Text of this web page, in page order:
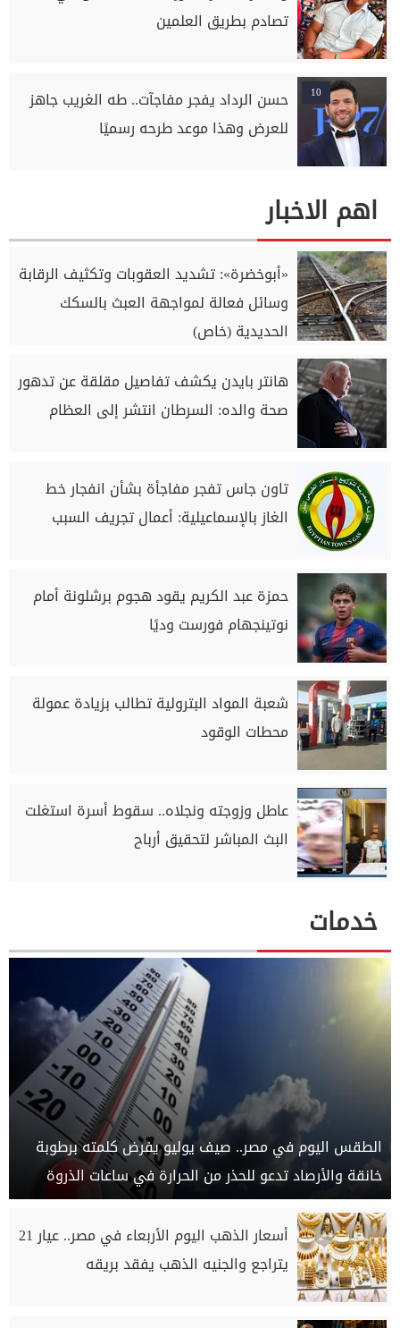
تصادم بطريق العلمين
10
حسن الرداد يفجر مفاجآت.. طه الغريب جاهز
للعرض وهذا موعد طرحه رسميًا
اهم الاخبار
«أبوخضرة»: تشديد العقوبات وتكثيف الرقابة
وسائل فعالة لمواجهة العبث بالسكك
الحديدية (خاص)
هانتر بايدن يكشف تفاصيل مقلقة عن تدهور
صحة والده: السرطان انتشر إلى العظام
تاون جاس تفجر مفاجأة بشأن انفجار خط
الغاز بالإسماعيلية: أعمال تجريف السبب
حمزة عبد الكريم يقود هجوم برشلونة أمام
نوتينجهام فورست وديًا
شعبة المواد البترولية تطالب بزيادة عمولة
محطات الوقود
عاطل وزوجته ونجلاه.. سقوط أسرة استغلت
البث المباشر لتحقيق أرباح
خدمات
الطقس اليوم في مصر.. صيف يوليو يفرض كلمته برطوبة
خانقة والأرصاد تدعو للحذر من الحرارة في ساعات الذروة
أسعار الذهب اليوم الأربعاء في مصر.. عيار 21
يتراجع والجنيه الذهب يفقد بريقه